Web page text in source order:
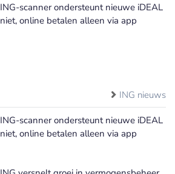
ING-scanner ondersteunt nieuwe iDEAL
niet, online betalen alleen via app
ING nieuws
ING-scanner ondersteunt nieuwe iDEAL
niet, online betalen alleen via app